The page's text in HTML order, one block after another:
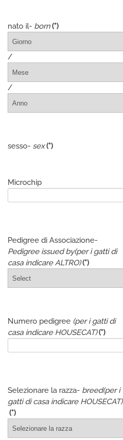
nato il- born(*)
/
/
sesso- sex(*)
Microchip
Pedigree di Associazione-
Pedigree issued by(per i gatti di
casa indicare ALTRO)(*)
Numero pedigree (per i gatti di
casa indicare HOUSECAT)(*)
Selezionare la razza- breed(per i
gatti di casa indicare HOUSECAT)
(*)